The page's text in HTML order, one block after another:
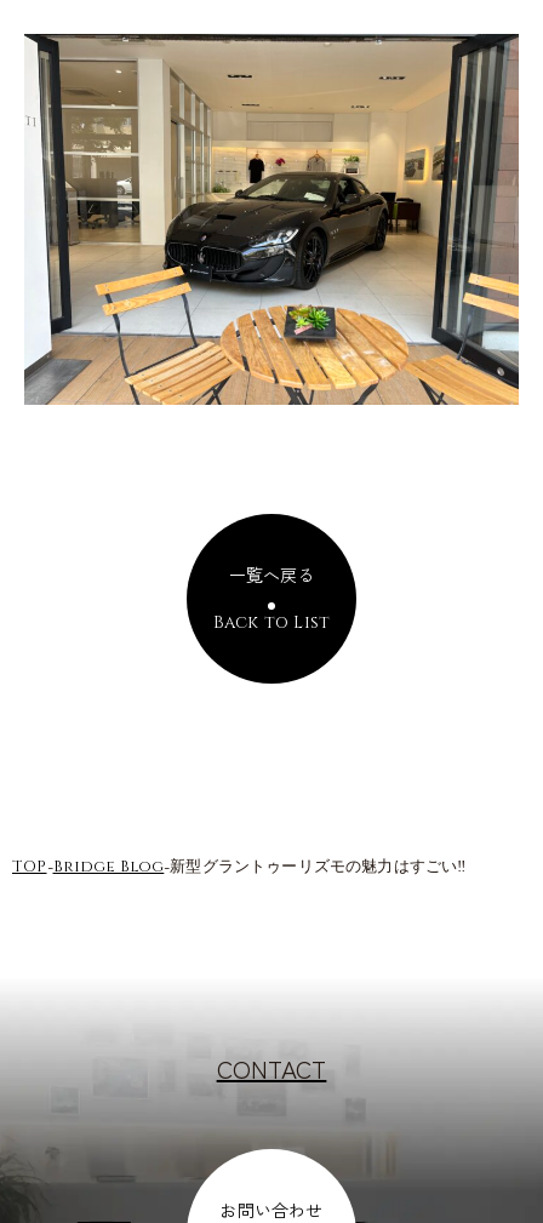
一覧へ戻る
Back to List
TOP-Bridge Blog-新型グラントゥーリズモの魅力はすごい‼︎
CONTACT
お問い合わせ